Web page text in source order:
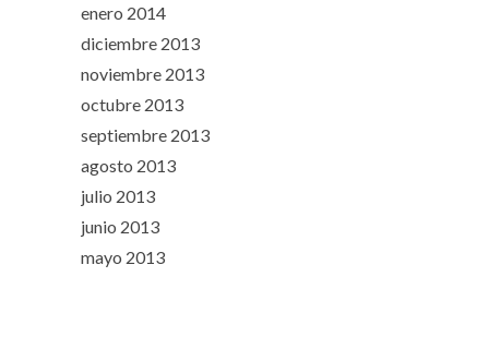
enero 2014
diciembre 2013
noviembre 2013
octubre 2013
septiembre 2013
agosto 2013
julio 2013
junio 2013
mayo 2013